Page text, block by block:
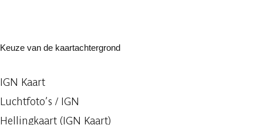
Keuze van de kaartachtergrond
IGN Kaart
Luchtfoto’s / IGN
Hellingkaart (IGN Kaart)